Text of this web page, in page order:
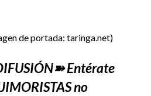
de portada: taringa.net)
Entérate
no